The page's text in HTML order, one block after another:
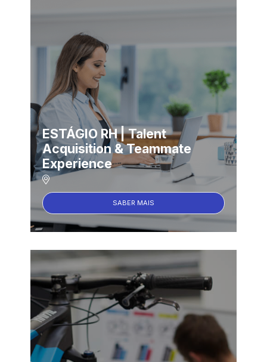
ESTÁGIO RH | Talent
Acquisition & Teammate
Experience
SABER MAIS